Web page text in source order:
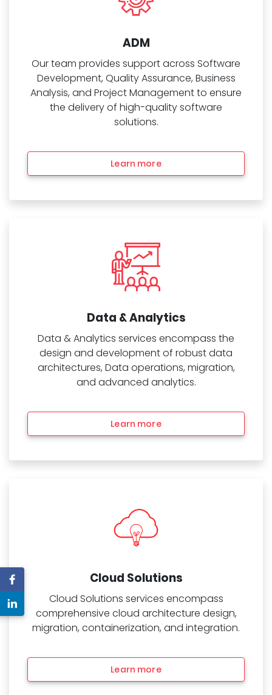
ADM
Our team provides support across Software
Development, Quality Assurance, Business
Analysis, and Project Management to ensure
the delivery of high-quality software
solutions.
Learn more
Data & Analytics
Data & Analytics services encompass the
design and development of robust data
architectures, Data operations, migration,
and advanced analytics.
Learn more
Cloud Solutions
Cloud Solutions services encompass
comprehensive cloud architecture design,
migration, containerization, and integration.
Learn more